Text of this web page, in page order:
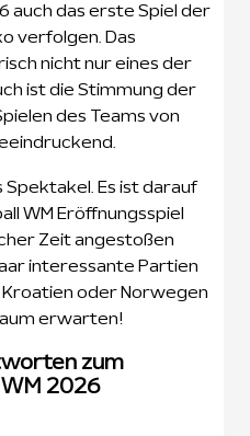
auch das erste Spiel der
verfolgen. Das
nicht nur eines der
ist die Stimmung der
des Teams von
Es ist darauf
WM Eröffnungsspiel
Zeit angestoßen
interessante Partien
Kroatien oder Norwegen
erwarten!
zum
2026